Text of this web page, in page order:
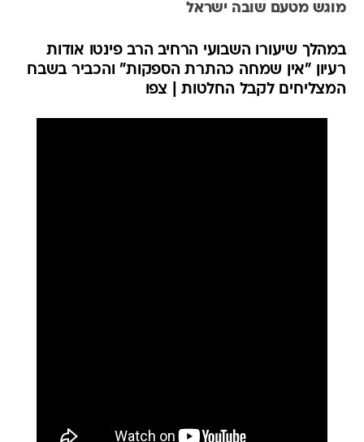
מוגש מטעם שובה ישראל
במהלך שיעורו השבועי הרחיב הרב פינטו אודות
רעיון "אין שמחה כהתרת הספקות" והכביר בשבח
המצליחים לקבל החלטות | צפו